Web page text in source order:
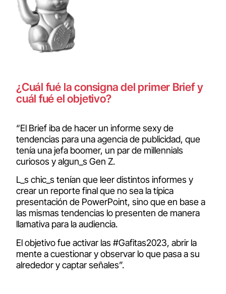
¿Cuál fué la consigna del primer Brief y
cuál fué el objetivo?
“El Brief iba de hacer un informe sexy de
tendencias para una agencia de publicidad, que
tenía una jefa boomer, un par de millennials
curiosos y algun_s Gen Z.
L_s chic_s tenían que leer distintos informes y
crear un reporte final que no sea la típica
presentación de PowerPoint, sino que en base a
las mismas tendencias lo presenten de manera
llamativa para la audiencia.
El objetivo fue activar las #Gafitas2023, abrir la
mente a cuestionar y observar lo que pasa a su
alrededor y captar señales”.